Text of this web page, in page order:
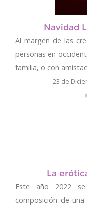
Navidad
Al margen de las
personas en
familia, o con
23 de
La
Este año 2022
composición de